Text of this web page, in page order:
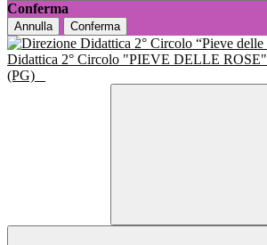
Conferma
Annulla Conferma
Didattica 2° Circolo "PIEVE DELLE ROSE"
(PG)